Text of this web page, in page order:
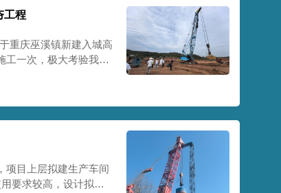
工程
重庆巫溪镇新建入城高
工一次，极大考验我司
量，确保工程整体质
项目上层拟建生产车间
要求较高，设计拟采